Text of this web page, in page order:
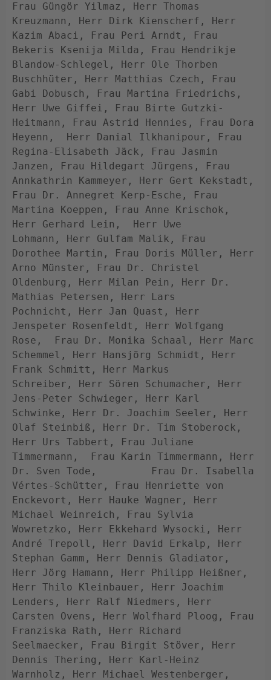
Frau Güngör Yilmaz, Herr Thomas
Kreuzmann, Herr Dirk Kienscherf, Herr
Kazim Abaci, Frau Peri Arndt, Frau
Bekeris Ksenija Milda, Frau Hendrikje
Blandow-Schlegel, Herr Ole Thorben
Buschhüter, Herr Matthias Czech, Frau
Gabi Dobusch, Frau Martina Friedrichs,
Herr Uwe Giffei, Frau Birte Gutzki-
Heitmann, Frau Astrid Hennies, Frau Dora
Heyenn,  Herr Danial Ilkhanipour, Frau
Regina-Elisabeth Jäck, Frau Jasmin
Janzen, Frau Hildegart Jürgens, Frau
Annkathrin Kammeyer, Herr Gert Kekstadt,
Frau Dr. Annegret Kerp-Esche, Frau
Martina Koeppen, Frau Anne Krischok,
Herr Gerhard Lein,  Herr Uwe
Lohmann, Herr Gulfam Malik, Frau
Dorothee Martin, Frau Doris Müller, Herr
Arno Münster, Frau Dr. Christel
Oldenburg, Herr Milan Pein, Herr Dr.
Mathias Petersen, Herr Lars
Pochnicht, Herr Jan Quast, Herr
Jenspeter Rosenfeldt, Herr Wolfgang
Rose,  Frau Dr. Monika Schaal, Herr Marc
Schemmel, Herr Hansjörg Schmidt, Herr
Frank Schmitt, Herr Markus
Schreiber, Herr Sören Schumacher, Herr
Jens-Peter Schwieger, Herr Karl
Schwinke, Herr Dr. Joachim Seeler, Herr
Olaf Steinbiß, Herr Dr. Tim Stoberock,
Herr Urs Tabbert, Frau Juliane
Timmermann,  Frau Karin Timmermann, Herr
Dr. Sven Tode,         Frau Dr. Isabella
Vértes-Schütter, Frau Henriette von
Enckevort, Herr Hauke Wagner, Herr
Michael Weinreich, Frau Sylvia
Wowretzko, Herr Ekkehard Wysocki, Herr
André Trepoll, Herr David Erkalp, Herr
Stephan Gamm, Herr Dennis Gladiator,
Herr Jörg Hamann, Herr Philipp Heißner,
Herr Thilo Kleinbauer, Herr Joachim
Lenders, Herr Ralf Niedmers, Herr
Carsten Ovens, Herr Wolfhard Ploog, Frau
Franziska Rath, Herr Richard
Seelmaecker, Frau Birgit Stöver, Herr
Dennis Thering, Herr Karl-Heinz
Warnholz, Herr Michael Westenberger,